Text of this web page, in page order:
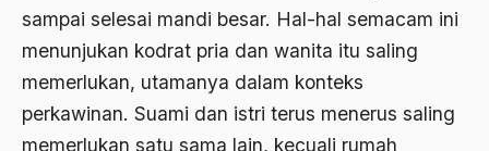
sampai selesai mandi besar. Hal-hal semacam ini
menunjukan kodrat pria dan wanita itu saling
memerlukan, utamanya dalam konteks
perkawinan. Suami dan istri terus menerus saling
memerlukan satu sama lain, kecuali rumah
Calon Legislatif
Calon presiden